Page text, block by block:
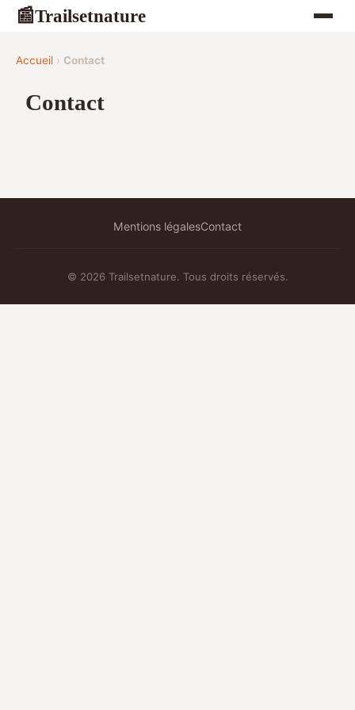
📰Trailsetnature
Accueil › Contact
Contact
Mentions légalesContact
© 2026 Trailsetnature. Tous droits réservés.